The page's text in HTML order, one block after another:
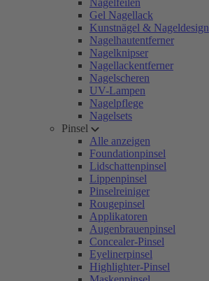
Nagelfeilen
Gel Nagellack
Kunstnägel & Nageldesign
Nagelhautentferner
Nagelknipser
Nagellackentferner
Nagelscheren
UV-Lampen
Nagelpflege
Nagelsets
Pinsel
Alle anzeigen
Foundationpinsel
Lidschattenpinsel
Lippenpinsel
Pinselreiniger
Rougepinsel
Applikatoren
Augenbrauenpinsel
Concealer-Pinsel
Eyelinerpinsel
Highlighter-Pinsel